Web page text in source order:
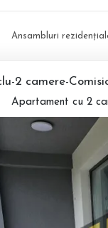
Ansambluri
2 camere-
Apartament cu 2